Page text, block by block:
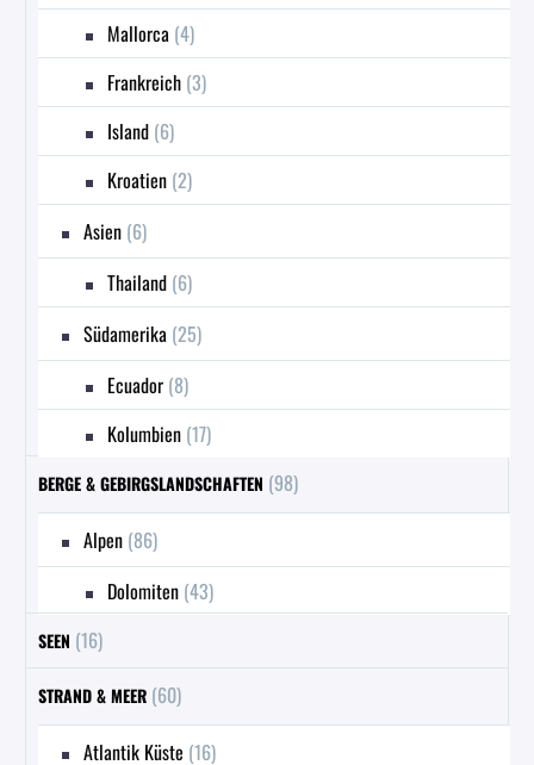
Mallorca (4)
Frankreich (3)
Island (6)
Kroatien (2)
Asien (6)
Thailand (6)
Südamerika (25)
Ecuador (8)
Kolumbien (17)
BERGE & GEBIRGSLANDSCHAFTEN (98)
Alpen (86)
Dolomiten (43)
SEEN (16)
STRAND & MEER (60)
Atlantik Küste (16)